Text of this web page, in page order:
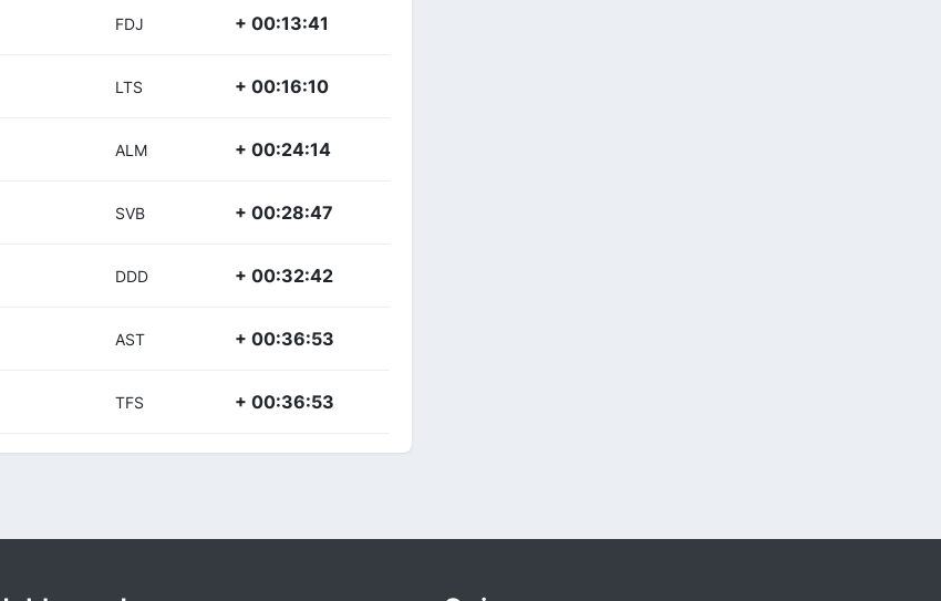
FDJ + 00:13:41
LTS + 00:16:10
ALM + 00:24:14
SVB + 00:28:47
DDD + 00:32:42
AST + 00:36:53
TFS + 00:36:53